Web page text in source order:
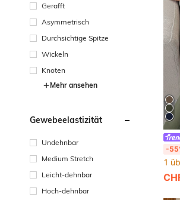
Gerafft
Asymmetrisch
Durchsichtige Spitze
Wickeln
Knoten
Mehr ansehen
Gewebeelastizität
Undehnbar
Medium Stretch
Leicht-dehnbar
Hoch-dehnbar
-
1